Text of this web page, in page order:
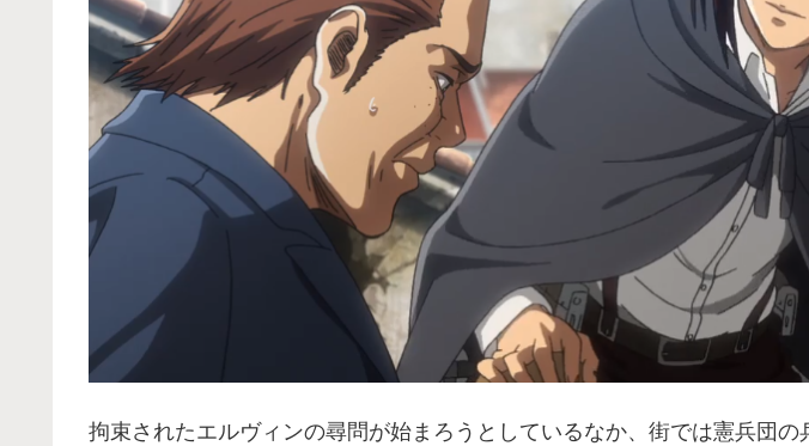
拘束されたエルヴィンの尋問が始まろうとしているなか、街では憲兵団の